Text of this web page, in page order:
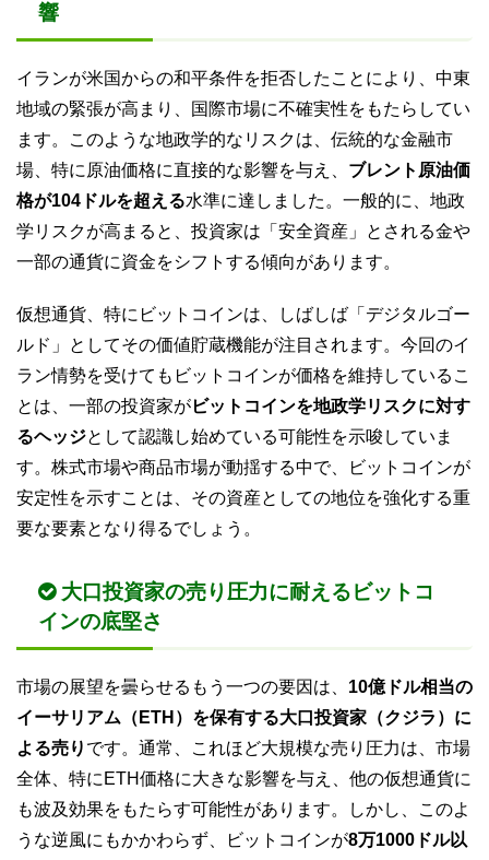
響
イランが米国からの和平条件を拒否したことにより、中東
地域の緊張が高まり、国際市場に不確実性をもたらしてい
ます。このような地政学的なリスクは、伝統的な金融市
場、特に原油価格に直接的な影響を与え、 ブレント原油価
格が104ドルを超える水準に達しました。一般的に、地政
学リスクが高まると、投資家は「安全資産」とされる金や
一部の通貨に資金をシフトする傾向があります。
仮想通貨、特にビットコインは、しばしば「デジタルゴー
ルド」としてその価値貯蔵機能が注目されます。今回のイ
ラン情勢を受けてもビットコインが価格を維持しているこ
とは、一部の投資家がビットコインを地政学リスクに対す
るヘッジとして認識し始めている可能性を示唆していま
す。株式市場や商品市場が動揺する中で、ビットコインが
安定性を示すことは、その資産としての地位を強化する重
要な要素となり得るでしょう。
大口投資家の売り圧力に耐えるビットコ
インの底堅さ
市場の展望を曇らせるもう一つの要因は、 10億ドル相当の
イーサリアム（ETH）を保有する大口投資家（クジラ）に
よる売り です。通常、これほど大規模な売り圧力は、市場
全体、特にETH価格に大きな影響を与え、他の仮想通貨に
も波及効果をもたらす可能性があります。しかし、このよ
うな逆風にもかかわらず、ビットコインが8万1000ドル以